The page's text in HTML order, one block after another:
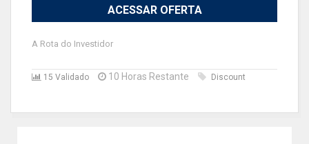
ACESSAR OFERTA
A Rota do Investidor
15 Validado 10 Horas Restante Discount